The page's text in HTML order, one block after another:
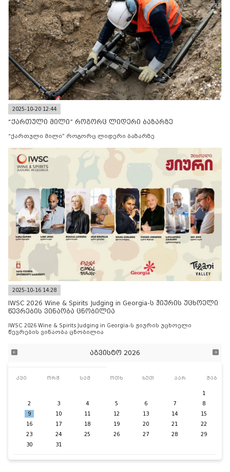
2025-10-20 12:44
“ქართული მილი” როგორც ლიდერი ბაზარზე
“ქართული მილი” როგორც ლიდერი ბაზარზე
2025-10-16 14:28
IWSC 2026 Wine & Spirits Judging in Georgia-ს ჟიურის უცხოელი
წევრების ვინაობა ცნობილია
IWSC 2026 Wine & Spirits Judging in Georgia-ს ჟიურის უცხოელი
წევრების ვინაობა ცნობილია
აგვისტო 2026
კვი ორშ სამ ოთხ ხუთ პარ შაბ
1
2
3 4 5 6 7
8
9
10 11 12 13 14
15
16
17 18 19 20 21
22
23
24 25 26 27 28
29
30
31